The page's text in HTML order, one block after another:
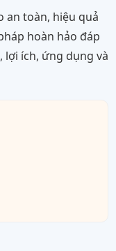
an toàn, hiệu quả
hoàn hảo đáp
lợi ích, ứng dụng và